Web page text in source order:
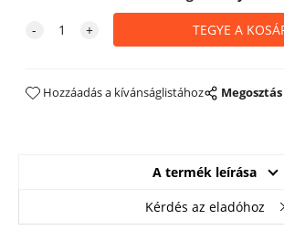
Hozzáadás a kívánságlistához Megosztás
A termék leírása
Kérdés az eladóhoz